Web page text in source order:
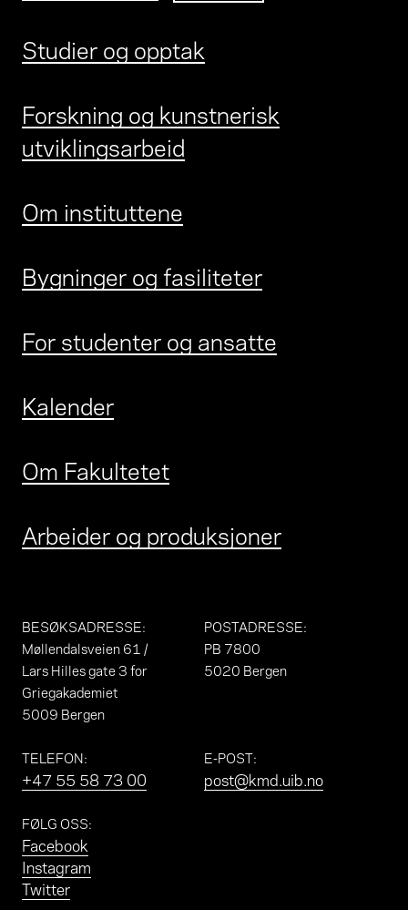
BESØKSADRESSE:
Møllendalsveien 61 /
Lars Hilles gate 3 for
Griegakademiet
5009 Bergen
POSTADRESSE:
PB 7800
5020 Bergen
TELEFON:
+47 55 58 73 00
E-POST:
post@kmd.uib.no
FØLG OSS:
Facebook
Instagram
Twitter
Studier og opptak
Forskning og kunstnerisk
utviklingsarbeid
Om instituttene
Bygninger og fasiliteter
For studenter og ansatte
Kalender
Om Fakultetet
Arbeider og produksjoner